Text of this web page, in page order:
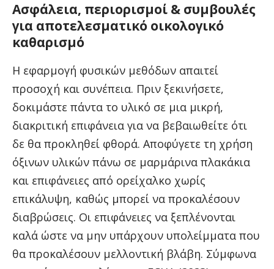
Ασφάλεια, περιορισμοί & συμβουλές
για αποτελεσματικό οικολογικό
καθαρισμό
Η εφαρμογή φυσικών μεθόδων απαιτεί
προσοχή και συνέπεια. Πριν ξεκινήσετε,
δοκιμάστε πάντα το υλικό σε μια μικρή,
διακριτική επιφάνεια για να βεβαιωθείτε ότι
δε θα προκληθεί φθορά. Αποφύγετε τη χρήση
όξινων υλικών πάνω σε μαρμάρινα πλακάκια
και επιφάνειες από ορείχαλκο χωρίς
επικάλυψη, καθώς μπορεί να προκαλέσουν
διαβρώσεις. Οι επιφάνειες να ξεπλένονται
καλά ώστε να μην υπάρχουν υπολείμματα που
θα προκαλέσουν μελλοντική βλάβη. Σύμφωνα